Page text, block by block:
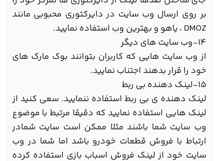
بر روی ارسال وب سایت در دایرکتوری محبوبی مانند
DMOZ ، یاهو و بهترین وب استفاده نمایید.
14-وب سایت های دیگر
از وب سایت هایی که کاربران بتوانند بوک مارک های
خود را قرار بدهند اجتناب نمایید.
15-لینک دهنده بی ربط
لینک دهنده ی بی ربط استفاده ننمایید. سعی کنید از
لینک هایی استفاده نمایید که دقیقا مرتبط با موضوع
وب سایت شما باشند مثلا ممکن است سایت شمادر
ارتباط با فروش قطعات خودرو باشد اما شما در وب
سایت خود از لینک فروش اسباب بازی استفاده کرده